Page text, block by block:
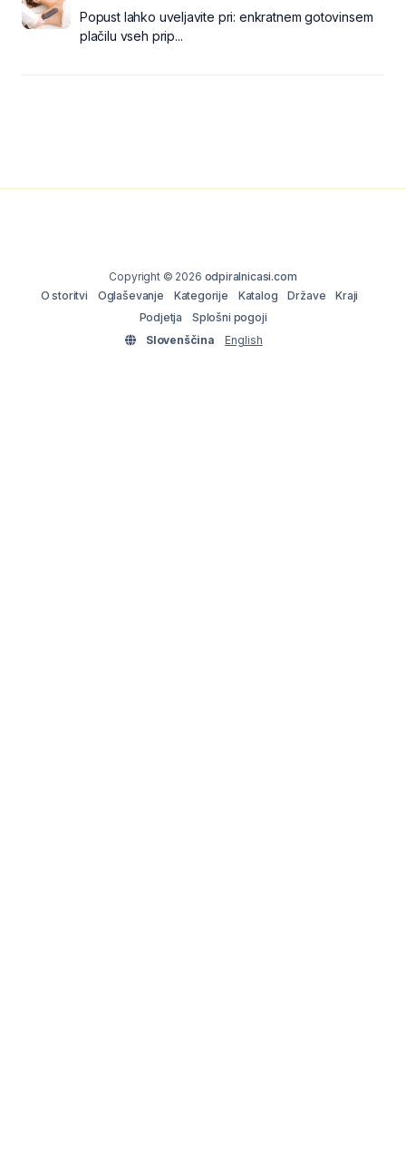
Popust lahko uveljavite pri: enkratnem gotovinsem
plačilu vseh prip...
Copyright © 2026 odpiralnicasi.com
O storitvi
Oglaševanje Kategorije Katalog Države
Kraji
Podjetja
Splošni pogoji
Slovenščina
English